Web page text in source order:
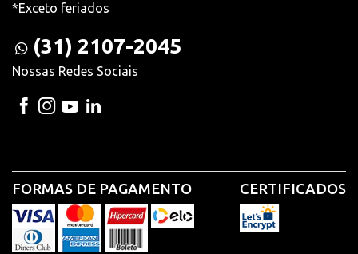
*Exceto feriados
(31) 2107-2045
Nossas Redes Sociais
FORMAS DE PAGAMENTO CERTIFICADOS